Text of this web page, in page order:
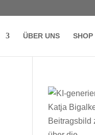
ÜBER UNS SHOP